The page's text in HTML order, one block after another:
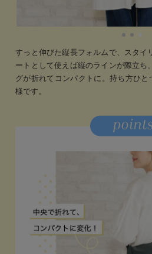
すっと伸びた縦長フォルムで、スタイ
ートとして使えば縦のラインが際立ち
グが折れてコンパクトに。持ち方ひ
様です。